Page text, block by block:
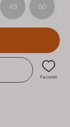
49 50
Favoriet